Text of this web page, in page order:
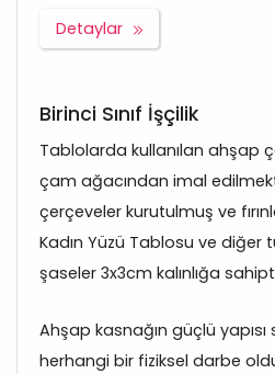
Detaylar
Birinci Sınıf İşçilik
Tablolarda kullanılan ahşap
çam ağacından imal
çerçeveler kurutulmuş ve
Kadın Yüzü Tablosu ve
şaseler 3x3cm kalınlığa
Ahşap kasnağın güçlü
herhangi bir fiziksel darbe